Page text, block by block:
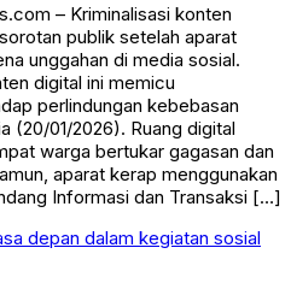
– Kriminalisasi konten
publik setelah aparat
unggahan di media sosial.
digital ini memicu
perlindungan kebebasan
(20/01/2026). Ruang digital
warga bertukar gagasan dan
aparat kerap menggunakan
Informasi dan Transaksi […]